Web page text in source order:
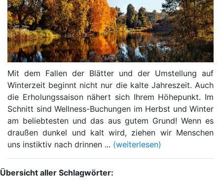
Mit dem Fallen der Blätter und der Umstellung auf
Winterzeit beginnt nicht nur die kalte Jahreszeit. Auch
die Erholungssaison nähert sich Ihrem Höhepunkt. Im
Schnitt sind Wellness-Buchungen im Herbst und Winter
am beliebtesten und das aus gutem Grund! Wenn es
draußen dunkel und kalt wird, ziehen wir Menschen
uns instiktiv nach drinnen ... (weiterlesen)
Übersicht aller Schlagwörter: